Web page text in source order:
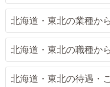
北海道・東北の業種か
北海道・東北の職種か
北海道・東北の待遇・